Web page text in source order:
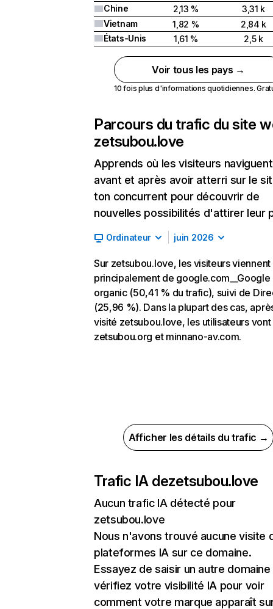
Chine
2,13 %
3,31 k
Vietnam
1,82 %
2,84 k
États-Unis
1,61 % 2,5 k
Voir tous les pays →
10 fois plus d'informations quotidiennes.
Parcours du trafic du site
zetsubou.love
Apprends où les visiteurs naviguent
avant et après avoir atterri sur le
ton concurrent pour découvrir de
nouvelles possibilités d'attirer leur
Ordinateur juin 2026
Sur zetsubou.love, les visiteurs viennent
principalement de google.com__Google
organic (50,41 % du trafic), suivi de
(25,96 %). Dans la plupart des cas,
visité zetsubou.love, les utilisateurs vont
zetsubou.org et minnano-av.com.
Afficher les détails du trafic →
Trafic IA dezetsubou.love
Aucun trafic IA détecté pour
zetsubou.love
Nous n'avons trouvé aucune visite
plateformes IA sur ce domaine.
Essayez de saisir un autre domaine
vérifiez votre visibilité IA pour voir
comment votre marque apparaît